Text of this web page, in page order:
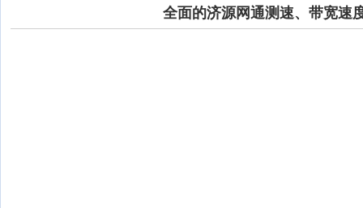
全面的济源网通测速、带宽速